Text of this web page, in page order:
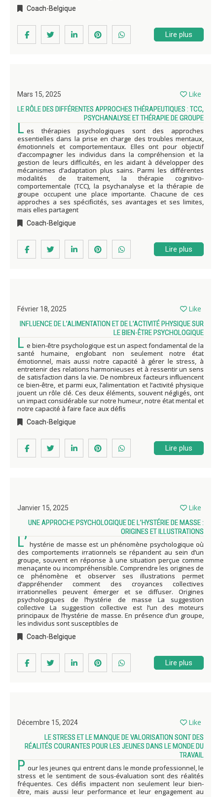
Coach-Belgique
Lire plus
Mars 15, 2025 Like
LE RÔLE DES DIFFÉRENTES APPROCHES THÉRAPEUTIQUES : TCC,
PSYCHANALYSE ET THÉRAPIE DE GROUPE
L es thérapies psychologiques sont des approches
essentielles dans la prise en charge des troubles mentaux,
émotionnels et comportementaux. Elles ont pour objectif
d’accompagner les individus dans la compréhension et la
gestion de leurs difficultés, en les aidant à développer des
mécanismes d’adaptation plus sains. Parmi les différentes
modalités de traitement, la thérapie cognitivo-
comportementale (TCC), la psychanalyse et la thérapie de
groupe occupent une place importante. Chacune de ces
approches a ses spécificités, ses avantages et ses limites,
mais elles partagent
Coach-Belgique
Lire plus
Février 18, 2025 Like
INFLUENCE DE L’ALIMENTATION ET DE L’ACTIVITÉ PHYSIQUE SUR
LE BIEN-ÊTRE PSYCHOLOGIQUE
L e bien-être psychologique est un aspect fondamental de la
santé humaine, englobant non seulement notre état
émotionnel, mais aussi notre capacité à gérer le stress, à
entretenir des relations harmonieuses et à ressentir un sens
de satisfaction dans la vie. De nombreux facteurs influencent
ce bien-être, et parmi eux, l’alimentation et l’activité physique
jouent un rôle clé. Ces deux éléments, souvent négligés, ont
un impact considérable sur notre humeur, notre état mental et
notre capacité à faire face aux défis
Coach-Belgique
Lire plus
Janvier 15, 2025 Like
UNE APPROCHE PSYCHOLOGIQUE DE L’HYSTÉRIE DE MASSE :
ORIGINES ET ILLUSTRATIONS
L’ hystérie de masse est un phénomène psychologique où
des comportements irrationnels se répandent au sein d’un
groupe, souvent en réponse à une situation perçue comme
menaçante ou incompréhensible. Comprendre les origines de
ce phénomène et observer ses illustrations permet
d’appréhender comment des croyances collectives
irrationnelles peuvent émerger et se diffuser. Origines
psychologiques de l’hystérie de masse La suggestion
collective La suggestion collective est l’un des moteurs
principaux de l’hystérie de masse. En présence d’un groupe,
les individus sont susceptibles de
Coach-Belgique
Lire plus
Décembre 15, 2024 Like
LE STRESS ET LE MANQUE DE VALORISATION SONT DES
RÉALITÉS COURANTES POUR LES JEUNES DANS LE MONDE DU
TRAVAIL
P our les jeunes qui entrent dans le monde professionnel, le
stress et le sentiment de sous-évaluation sont des réalités
fréquentes. Ces défis impactent non seulement leur bien-
être, mais aussi leur performance et leur engagement au